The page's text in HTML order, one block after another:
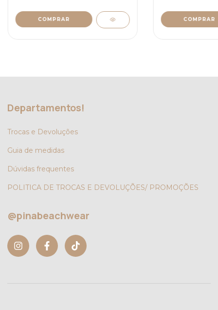
COMPRAR COMPRAR
Departamentos!
Trocas e Devoluções
Guia de medidas
Dúvidas frequentes
POLITICA DE TROCAS E DEVOLUÇÕES/ PROMOÇÕES
@pinabeachwear